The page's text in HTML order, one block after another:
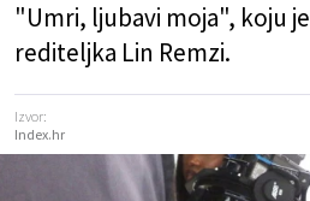
"Umri, ljubavi moja", koju
rediteljka Lin Remzi.
Izvor:
Index.hr